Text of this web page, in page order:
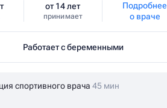
от 14 лет
принимает
Подробнее
о враче
Работает с беременными
спортивного врача 45 мин